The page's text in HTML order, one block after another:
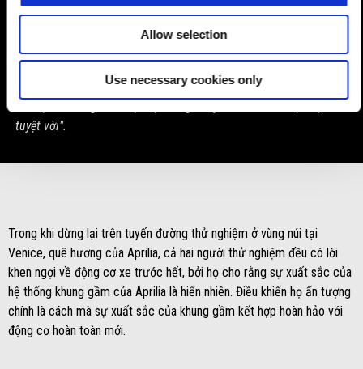
Allow selection
Use necessary cookies only
và mang lại cho động cơ sự linh hoạt, đến mức bạn có thể tận
hưởng sự thoải mái trên nhiều con đường chỉ với số 3. Từ sau
điệu" chạy xe của bạn như trong một cuộc đua khi đồng hồ tua
lên đến ngưỡng 11.200 vòng/ phút, khi bạn liên tục sang số ở
tuyệt vời".
Trong khi dừng lại trên tuyến đường thử nghiệm ở vùng núi tại
Venice, quê hương của Aprilia, cả hai người thử nghiệm đều có lời
khen ngợi về động cơ xe trước hết, bởi họ cho rằng sự xuất sắc của
hệ thống khung gầm của Aprilia là hiển nhiên. Điều khiến họ ấn tượng
chính là cách mà sự xuất sắc của khung gầm kết hợp hoàn hảo với
động cơ hoàn toàn mới.